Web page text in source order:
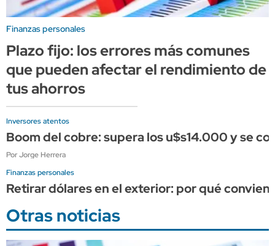
Finanzas personales
Plazo fijo: los errores más comunes
que pueden afectar el rendimiento de
tus ahorros
Inversores atentos
Boom del cobre: supera los u$s14.000 y se
Por Jorge Herrera
Finanzas personales
Retirar dólares en el exterior: por qué
Otras noticias